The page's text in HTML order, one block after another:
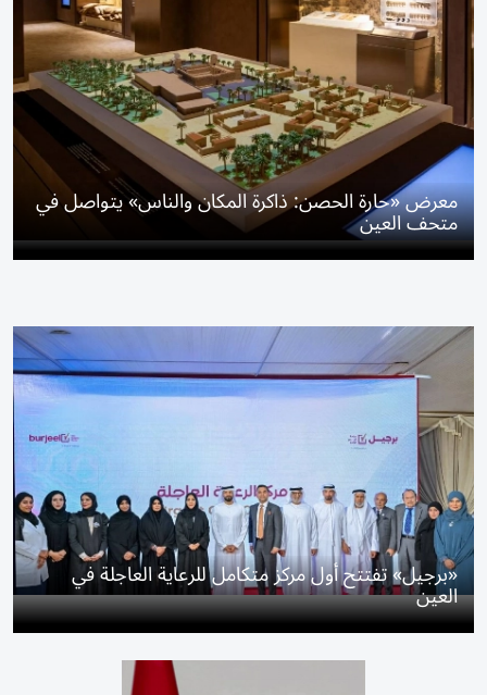
معرض «حارة الحصن: ذاكرة المكان والناس» يتواصل في
متحف العين
«برجيل» تفتتح أول مركز متكامل للرعاية العاجلة في
العين